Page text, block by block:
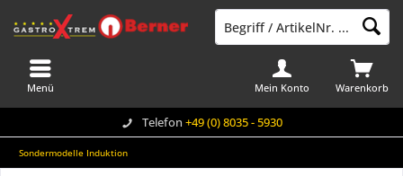
Telefon +49 (0) 8035 - 5930
Warenkorb
Mein Konto
Menü
Sondermodelle Induktion